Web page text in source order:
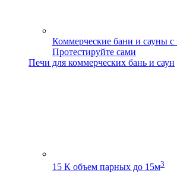
Коммерческие бани и сауны
Протестируйте сами
Печи для коммерческих бань и саун
15 К объем парных до 15м3